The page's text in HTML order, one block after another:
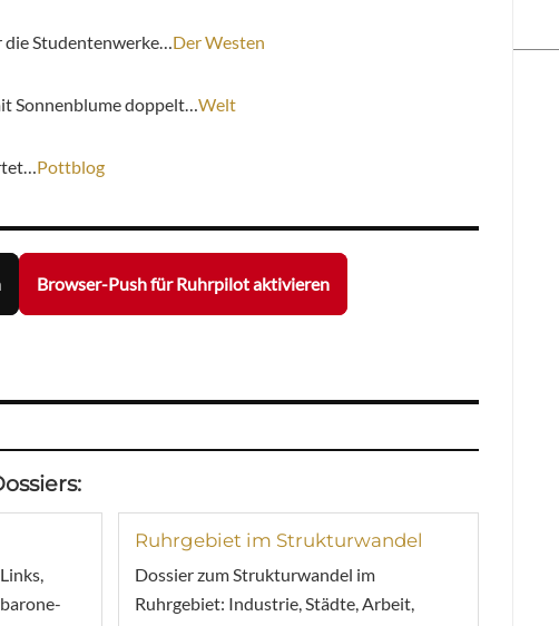
Studentenwerke… Der Westen
Sonnenblume doppelt… Welt
Pottblog
Browser-Push für Ruhrpilot aktivieren
Ruhrgebiet im Strukturwandel
Dossier zum Strukturwandel im
Ruhrgebiet: Industrie, Städte, Arbeit,